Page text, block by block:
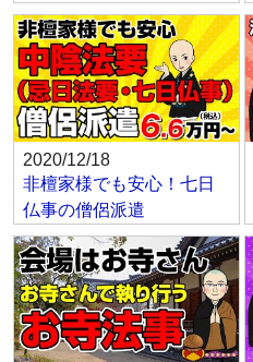
2020/12/18
非檀家様でも安心！七日
仏事の僧侶派遣